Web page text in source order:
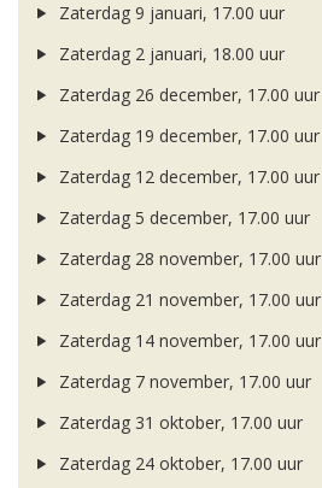
Zaterdag 9 januari, 17.00 uur
Zaterdag 2 januari, 18.00 uur
Zaterdag 26 december, 17.00 uur
Zaterdag 19 december, 17.00 uur
Zaterdag 12 december, 17.00 uur
Zaterdag 5 december, 17.00 uur
Zaterdag 28 november, 17.00 uur
Zaterdag 21 november, 17.00 uur
Zaterdag 14 november, 17.00 uur
Zaterdag 7 november, 17.00 uur
Zaterdag 31 oktober, 17.00 uur
Zaterdag 24 oktober, 17.00 uur